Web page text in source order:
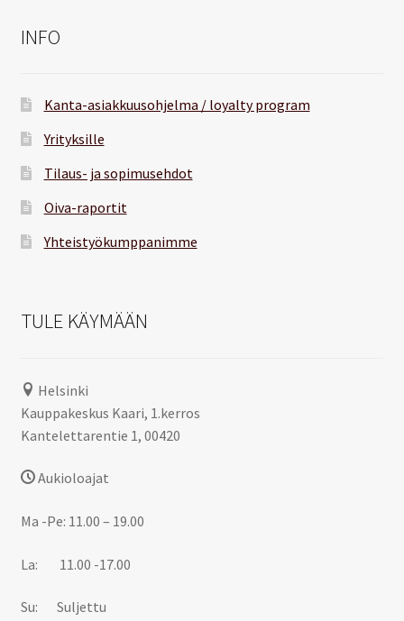
INFO
Kanta-asiakkuusohjelma / loyalty program
Yrityksille
Tilaus- ja sopimusehdot
Oiva-raportit
Yhteistyökumppanimme
TULE KÄYMÄÄN
Helsinki
Kauppakeskus Kaari, 1.kerros
Kantelettarentie 1, 00420
Aukioloajat
Ma -Pe: 11.00 – 19.00
La: 11.00 -17.00
Su: Suljettu